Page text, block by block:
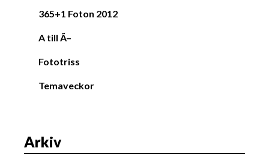
365+1 Foton 2012
A till Ã–
Fototriss
Temaveckor
Arkiv